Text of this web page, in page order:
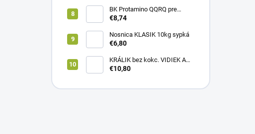
BK Protamino QQRQ pre
nosnice 5kg SANO
€8,74
Nosnica KLASIK 10kg sypká
€6,80
KRÁLIK bez kokc. VIDIEK A
TRADÍCIA 20kg (1paleta/
€10,80